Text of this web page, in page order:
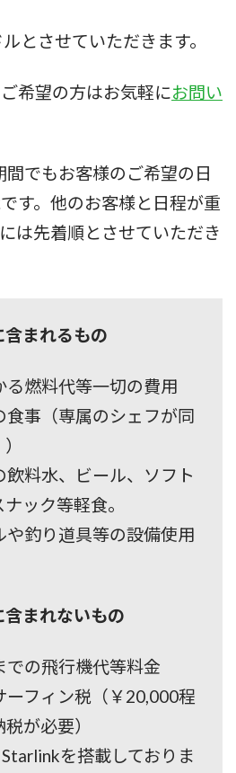
とさせていただきます。
希望の方はお気軽にお問い
でもお客様のご希望の日
す。他のお客様と日程が重
は先着順とさせていただき
まれるもの
る燃料代等一切の費用
食事（専属のシェフが同
飲料水、ビール、ソフト
ック等軽食。
や釣り道具等の設備使用
まれないもの
での飛行機代等料金
ーフィン税（￥20,000程
が必要）
を搭載しておりま